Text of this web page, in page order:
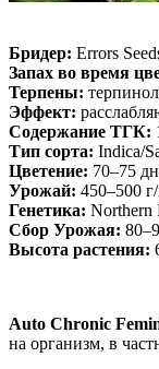
Бридер: Errors
Запах во время
Терпены:
Эффект:
Содержание ТГК:
Тип сорта: Indica/
Цветение: 70–75
Урожай: 450–500
Генетика: Northern
Сбор Урожая:
Высота растения:
Auto Chronic
на организм, в